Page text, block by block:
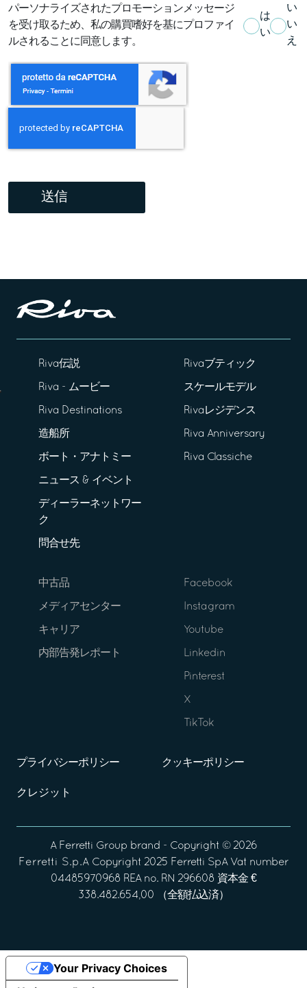
パーソナライズされたプロモーションメッセージ
を受け取るため、私の購買嗜好を基にプロファイ
ルされることに同意します。
は
い
い
い
え
送信
Riva伝説
Riva - ムービー
Riva Destinations
造船所
ボート・アナトミー
ニュース & イベント
ディーラーネットワー
ク
問合せ先
Rivaブティック
スケールモデル
Rivaレジデンス
Riva Anniversary
Riva Classiche
中古品
メディアセンター
キャリア
内部告発レポート
Facebook
Instagram
Youtube
Linkedin
Pinterest
X
TikTok
プライバシーポリシー クッキーポリシー
クレジット
A Ferretti Group brand - Copyright © 2026
Ferretti S.p.A Copyright 2025 Ferretti SpA Vat number
04485970968 REA no. RN 296608 資本金 €
338.482.654,00 （全額払込済）
Your Privacy Choices